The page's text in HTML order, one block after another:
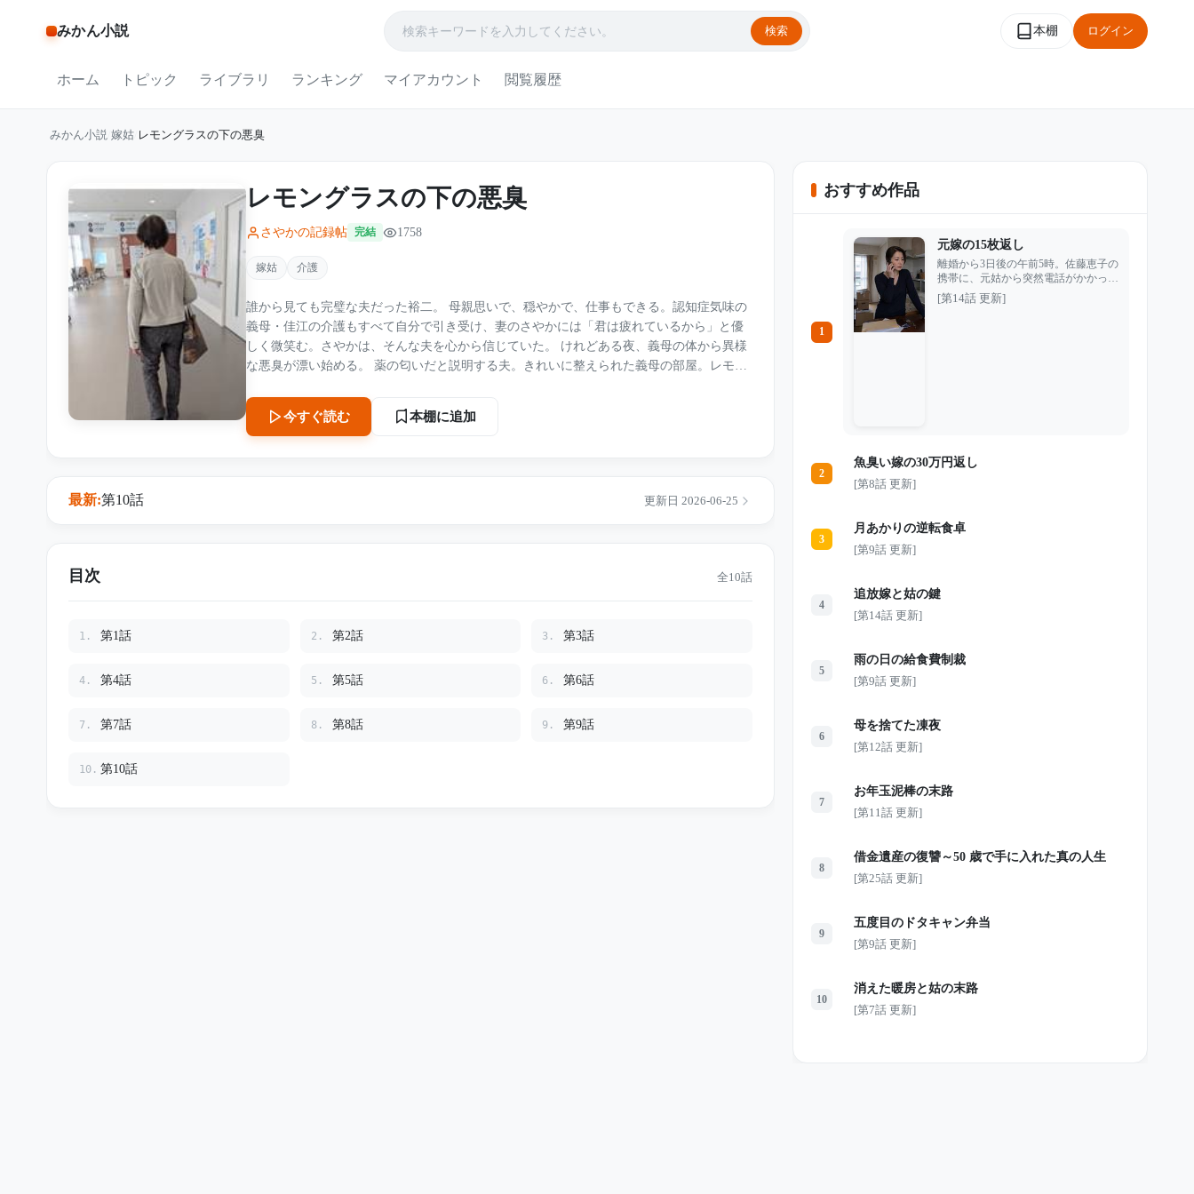
みかん小説 検索 本棚 ログイン
ホーム トピック ライブラリ ランキング マイアカウント 閲覧履歴
みかん小説 嫁姑 レモングラスの下の悪臭
レモングラスの下の悪臭
さやかの記録帖 完結 1758
嫁姑 介護
誰から見ても完璧な夫だった裕二。 母親思いで、穏やかで、仕事もできる。認知症気味の
義母・佳江の介護もすべて自分で引き受け、妻のさやかには「君は疲れているから」と優
しく微笑む。さやかは、そんな夫を心から信じていた。 けれどある夜、義母の体から異様
な悪臭が漂い始める。 薬の匂いだと説明する夫。きれいに整えられた義母の部屋。レモン
痣。 「飲ませないで」 義母がかすれた声で告げた一言をきっかけに、さやかは夫の介護に
隠された恐ろしい真実へ近づいていく。 病院へ運ばれた義母を診た医師は、さやかに静か
に告げた。 「今すぐ、ご主人を通報してください」 完璧な夫の仮面の下に隠されていたも
今すぐ読む 本棚に追加
最新:第10話 更新日 2026-06-25
目次 全10話
1. 第1話 2. 第2話 3. 第3話
4. 第4話 5. 第5話 6. 第6話
7. 第7話 8. 第8話 9. 第9話
10. 第10話
おすすめ作品
1
元嫁の15枚返し
離婚から3日後の午前5時。佐藤恵子の
携帯に、元姑から突然電話がかかって
きた。 「今すぐ来て、法事の料理を
用意しなさい」 12年間、家事も介護
の本当の所有者。 元嫁を見下してい
何の関係もない人たちです」 これ
は、“良い嫁”でいることをやめた女性
[第14話 更新]
2
魚臭い嫁の30万円返し
[第8話 更新]
3
月あかりの逆転食卓
[第9話 更新]
4
追放嫁と姑の鍵
[第14話 更新]
5
雨の日の給食費制裁
[第9話 更新]
6
母を捨てた凍夜
[第12話 更新]
7
お年玉泥棒の末路
[第11話 更新]
8
借金遺産の復讐～50 歳で手に入れた真の人生
[第25話 更新]
9
五度目のドタキャン弁当
[第9話 更新]
10
消えた暖房と姑の末路
[第7話 更新]